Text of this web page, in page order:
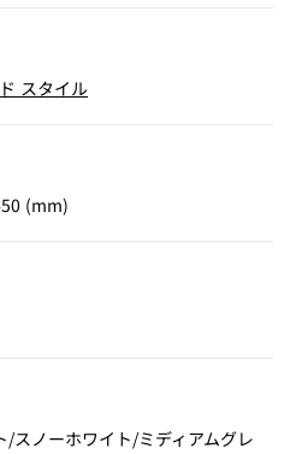
スタイル
(mm)
スノーホワイト/ミディアムグレ